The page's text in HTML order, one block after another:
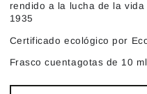
rendido a la lucha de la
1935
Certificado ecológico por
Frasco cuentagotas de 10